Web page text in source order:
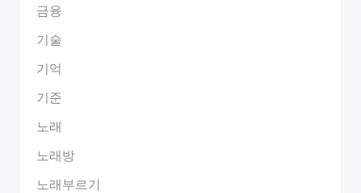
금융
기술
기억
기준
노래
노래방
노래부르기